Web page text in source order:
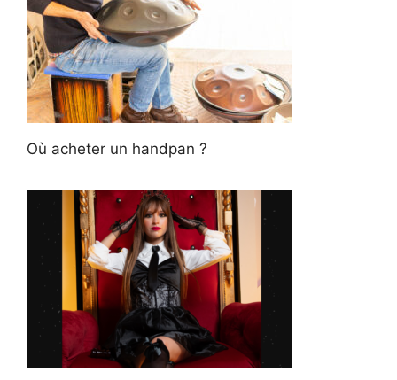
Où acheter un handpan ?